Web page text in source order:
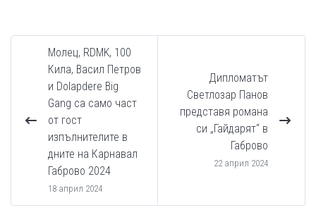
Молец, RDMK, 100
Кила, Васил Петров
и Dolapdere Big
Gang са само част
от гост
изпълнителите в
дните на Карнавал
Габрово 2024
18 април 2024
Дипломатът
Светлозар Панов
представя романа
си „Гайдарят“ в
Габрово
22 април 2024